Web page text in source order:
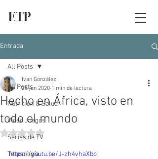
ETP
Entrada
All Posts
Nutrición & Salud
Video Juegos
Series de TV
Tecnología
All Posts
Hecho en África, visto en
todo el mundo
Ivan González
25 jun 2020 1 min de lectura
Obtuvo NaN de 5 estrellas.
https://youtu.be/J-zh4vhaXbo